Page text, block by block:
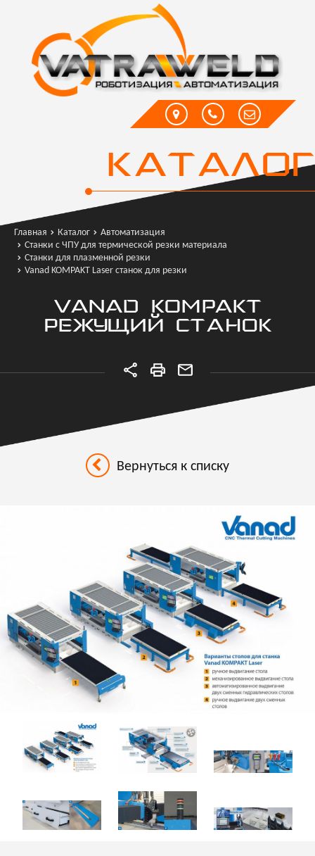
КАТАЛОГ
Главная Каталог
Автоматизация
Станки с ЧПУ для термической резки материала
Станки для плазменной резки
Vanad KOMPAKT Laser станок для резки
VANAD KOMPAKT
РЕЖУЩИЙ СТАНОК
Вернуться к списку